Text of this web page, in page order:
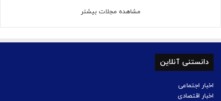
مشاهده مجلات بیشتر
دانستنی آنلاین
اخبار اجتماعی
اخبار اقتصادی